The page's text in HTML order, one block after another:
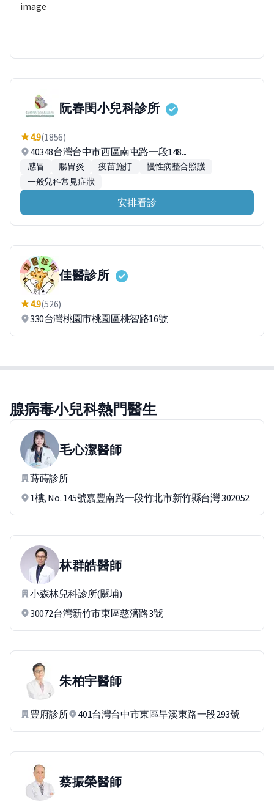
阮春閔小兒科診所
4.9(1856)
40348台灣台中市西區南屯路一段148...
感冒 腸胃炎 疫苗施打
慢性病整合照護
一般兒科常見症狀
安排看診
佳醫診所
4.9(526)
330台灣桃園市桃園區桃智路16號
腺病毒小兒科熱門醫生
毛心潔醫師
蒔蒔診所
1樓, No. 145號嘉豐南路一段竹北市新竹縣台灣 302052
林群皓醫師
小森林兒科診所(關埔)
30072台灣新竹市東區慈濟路3號
朱柏宇醫師
豊府診所 401台灣台中市東區旱溪東路一段293號
蔡振榮醫師